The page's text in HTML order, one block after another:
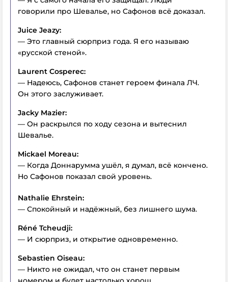
говорили про Шевалье, но Сафонов всё доказал.
Juice Jeazy:
— Это главный сюрприз года. Я его называю
«русской стеной».
Laurent Cosperec:
— Надеюсь, Сафонов станет героем финала ЛЧ.
Он этого заслуживает.
Jacky Mazier:
— Он раскрылся по ходу сезона и вытеснил
Шевалье.
Mickael Moreau:
— Когда Доннарумма ушёл, я думал, всё кончено.
Но Сафонов показал свой уровень.
Nathalie Ehrstein:
— Спокойный и надёжный, без лишнего шума.
Réné Tcheudji:
— И сюрприз, и открытие одновременно.
Sebastien Oiseau:
— Никто не ожидал, что он станет первым